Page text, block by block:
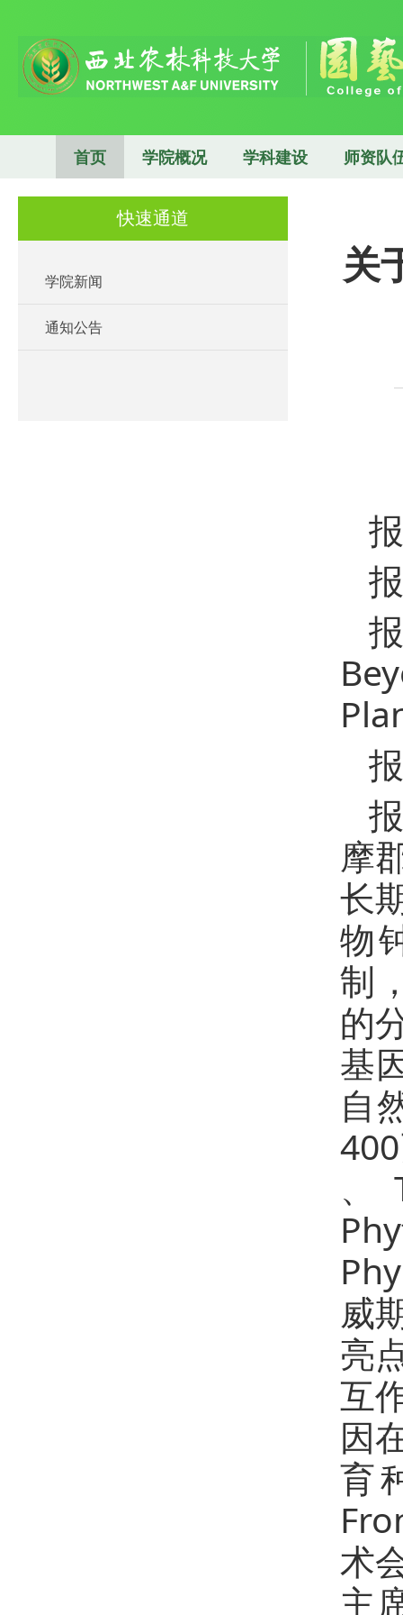
首页 学院概况 学科建设 师资队
快速通道
学院新闻
通知公告
关
摩
长
物
制
的
基
自
、
威
亮
互
因
育
术
主